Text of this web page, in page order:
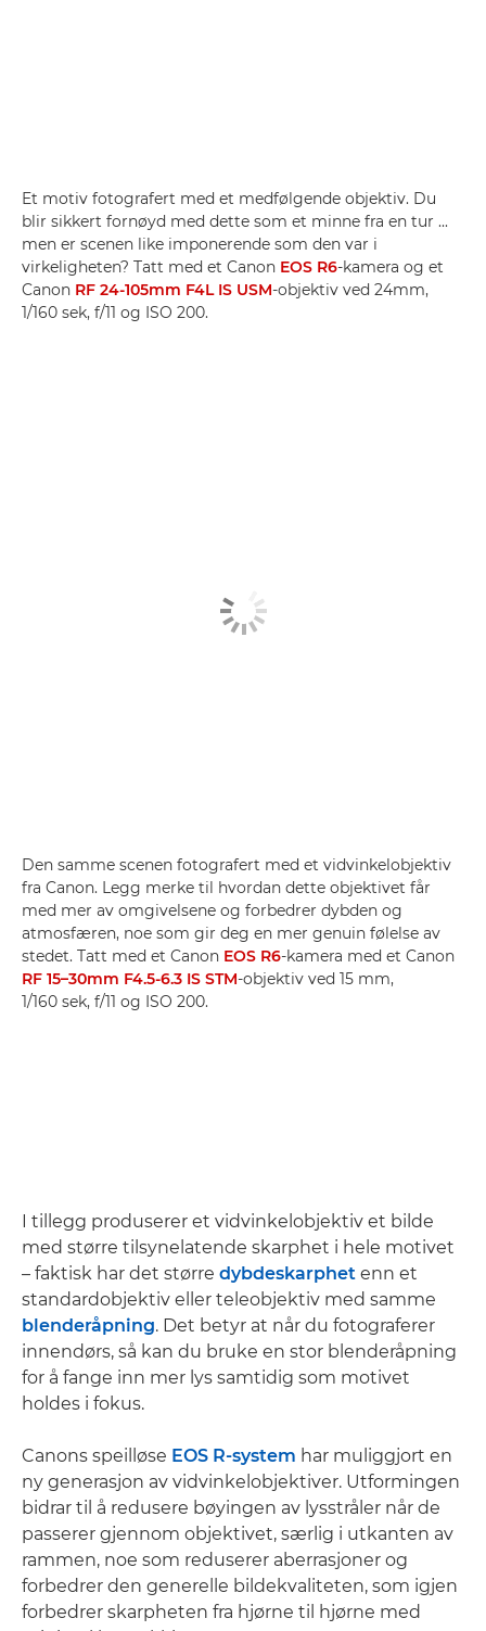
Et motiv fotografert med et medfølgende objektiv. Du
blir sikkert fornøyd med dette som et minne fra en tur ...
men er scenen like imponerende som den var i
virkeligheten? Tatt med et Canon EOS R6-kamera og et
Canon RF 24-105mm F4L IS USM-objektiv ved 24mm,
1/160 sek, f/11 og ISO 200.
Den samme scenen fotografert med et vidvinkelobjektiv
fra Canon. Legg merke til hvordan dette objektivet får
med mer av omgivelsene og forbedrer dybden og
atmosfæren, noe som gir deg en mer genuin følelse av
stedet. Tatt med et Canon EOS R6-kamera med et Canon
RF 15–30mm F4.5-6.3 IS STM-objektiv ved 15 mm,
1/160 sek, f/11 og ISO 200.
I tillegg produserer et vidvinkelobjektiv et bilde
med større tilsynelatende skarphet i hele motivet
– faktisk har det større dybdeskarphet enn et
standardobjektiv eller teleobjektiv med samme
blenderåpning. Det betyr at når du fotograferer
innendørs, så kan du bruke en stor blenderåpning
for å fange inn mer lys samtidig som motivet
holdes i fokus.
Canons speilløse EOS R-system har muliggjort en
ny generasjon av vidvinkelobjektiver. Utformingen
bidrar til å redusere bøyingen av lysstråler når de
passerer gjennom objektivet, særlig i utkanten av
rammen, noe som reduserer aberrasjoner og
forbedrer den generelle bildekvaliteten, som igjen
forbedrer skarpheten fra hjørne til hjørne med